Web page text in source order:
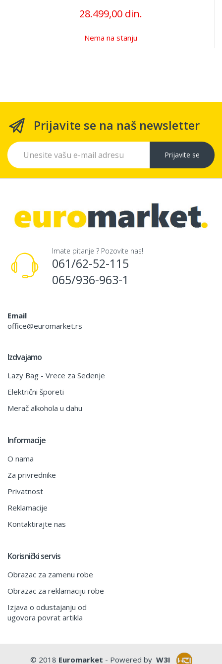
28.499,00 din.
Nema na stanju
Prijavite se na naš newsletter
Prijavite se
Imate pitanje ? Pozovite nas!
061/62-52-115
065/936-963-1
Email
office@euromarket.rs
Izdvajamo
Lazy Bag - Vrece za Sedenje
Električni šporeti
Merač alkohola u dahu
Informacije
O nama
Za privrednike
Privatnost
Reklamacije
Kontaktirajte nas
Korisnički servis
Obrazac za zamenu robe
Obrazac za reklamaciju robe
Izjava o odustajanju od
ugovora povrat artikla
© 2018 Euromarket - Powered by W3I